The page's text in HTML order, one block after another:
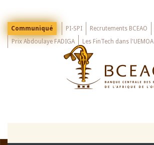
mainMenu
Top
Communiqué PI-SPI Recrutements BCEAO
Prix Abdoulaye FADIGA
Les FinTech dans l'UEMOA